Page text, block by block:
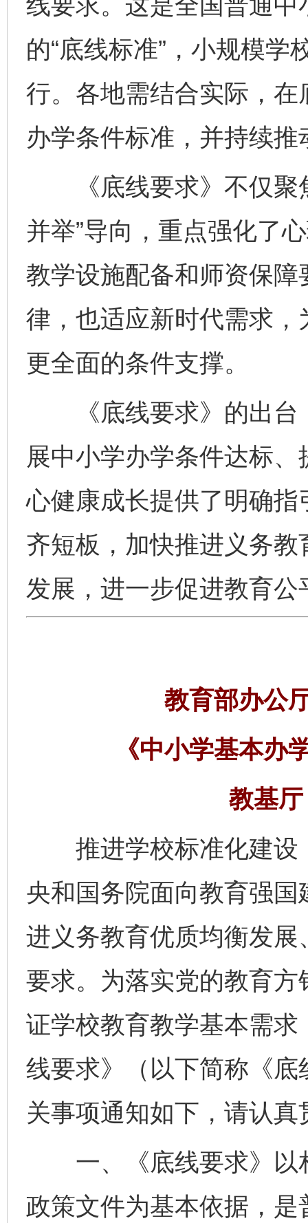
的“底线标准”，小规模
行。各地需结合实际，
办学条件标准，并持续
《底线要求》不仅聚
并举”导向，重点强化了
教学设施配备和师资保
律，也适应新时代需求
更全面的条件支撑。
《底线要求》的出台
展中小学办学条件达标
心健康成长提供了明确
齐短板，加快推进义务
发展，进一步促进教育
教育部办公
《中小学基本办
教基
推进学校标准化建设
央和国务院面向教育强
进义务教育优质均衡发
要求。为落实党的教育
证学校教育教学基本需
线要求》（以下简称《
关事项通知如下，请认真
一、《底线要求》以
政策文件为基本依据，